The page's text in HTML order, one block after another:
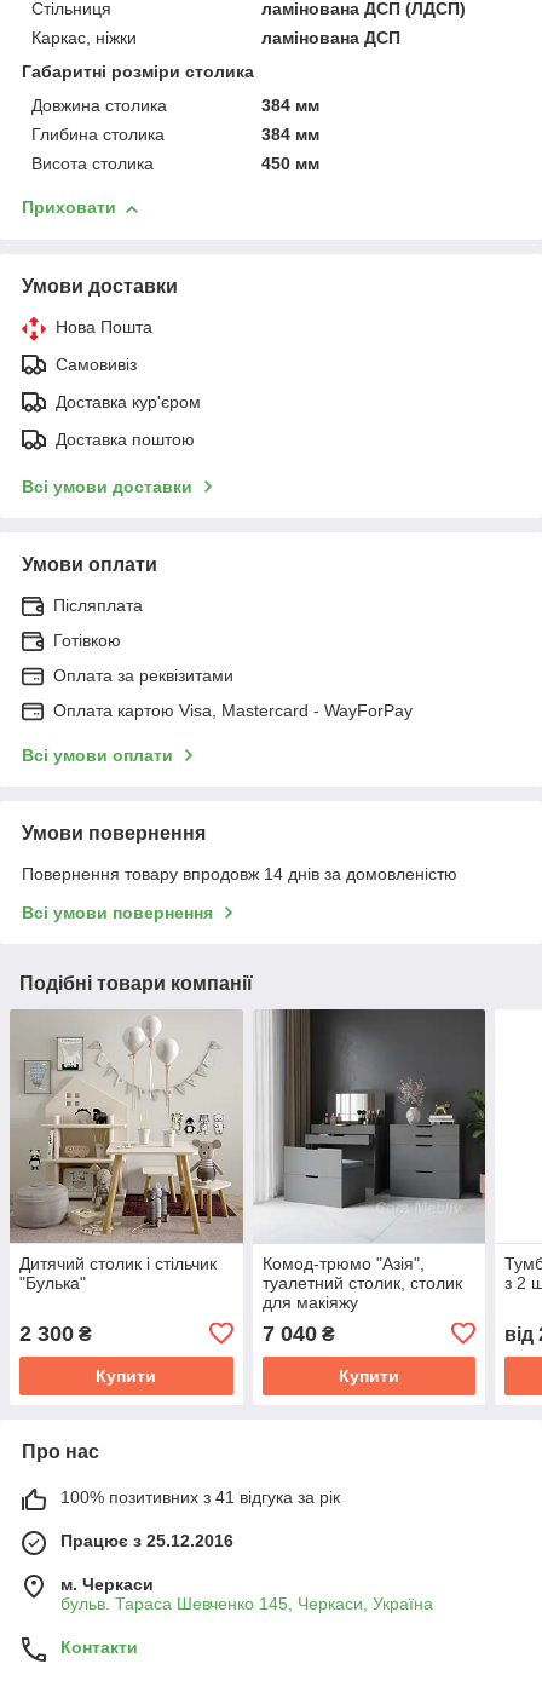
Стільниця
ламінована ДСП (ЛДСП)
Каркас, ніжки
ламінована ДСП
Габаритні розміри столика
Довжина столика
384 мм
Глибина столика
384 мм
Висота столика
450 мм
Приховати
Умови доставки
Нова Пошта
Самовивіз
Доставка кур'єром
Доставка поштою
Всі умови доставки
Умови оплати
Післяплата
Готівкою
Оплата за реквізитами
Оплата картою Visa, Mastercard - WayForPay
Всі умови оплати
Умови повернення
Повернення товару впродовж 14 днів за домовленістю
Всі умови повернення
Подібні товари компанії
Дитячий столик і стільчик
"Булька"
2 300 ₴
Купити
Комод-трюмо "Азія",
туалетний столик, столик
для макіяжу
7 040₴
Купити
з 2
від
Про нас
100% позитивних з 41 відгука за рік
Працює з 25.12.2016
м. Черкаси
бульв. Тараса Шевченко 145, Черкаси, Україна
Контакти